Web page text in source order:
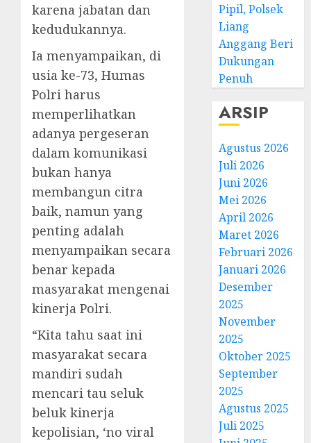
karena jabatan dan
kedudukannya.
Ia menyampaikan, di
usia ke-73, Humas
Polri harus
memperlihatkan
adanya pergeseran
dalam komunikasi
bukan hanya
membangun citra
baik, namun yang
penting adalah
menyampaikan secara
benar kepada
masyarakat mengenai
kinerja Polri.
“Kita tahu saat ini
masyarakat secara
mandiri sudah
mencari tau seluk
beluk kinerja
kepolisian, ‘no viral
Pipil, Polsek
Liang
Anggang Beri
Dukungan
Penuh
ARSIP
Agustus 2026
Juli 2026
Juni 2026
Mei 2026
April 2026
Maret 2026
Februari 2026
Januari 2026
Desember
2025
November
2025
Oktober 2025
September
2025
Agustus 2025
Juli 2025